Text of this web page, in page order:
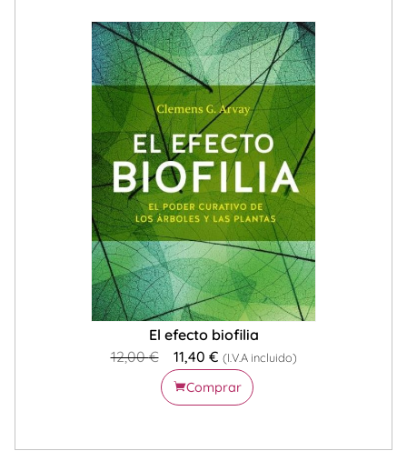
El efecto biofilia
12,00€ 11,40 € (I.V.A incluido)
Comprar